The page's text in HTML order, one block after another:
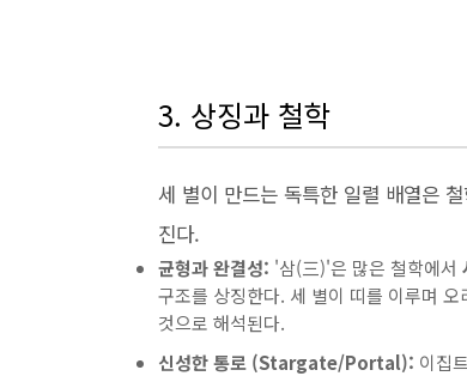
3. 상징과 철학
세 별이 만드는 독특한 일렬 배열은
진다.
균형과 완결성: '삼(三)'은 많은 철학에서
구조를 상징한다. 세 별이 띠를 이루며
것으로 해석된다.
신성한 통로 (Stargate/Portal): 이집